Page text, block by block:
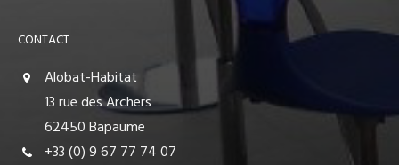
CONTACT
Alobat-Habitat
13 rue des Archers
62450 Bapaume
+33 (0) 9 67 77 74 07